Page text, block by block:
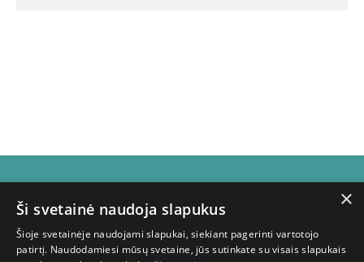
Naujienlaiškio
×
Ši svetainė naudoja slapukus
Šioje svetainėje naudojami slapukai, siekiant pagerinti vartotojo
patirtį. Naudodamiesi mūsų svetaine, jūs sutinkate su visais slapukais